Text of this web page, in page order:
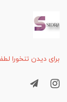
برای دیدن تنخورا